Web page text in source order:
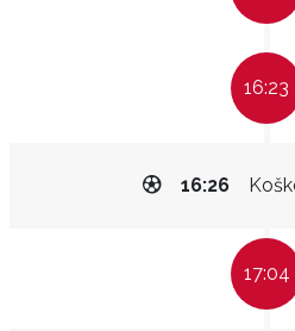
16:23
16:26
17:04